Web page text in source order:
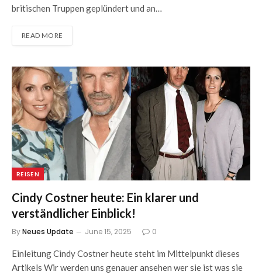
britischen Truppen geplündert und an…
READ MORE
REISEN
Cindy Costner heute: Ein klarer und
verständlicher Einblick!
ByNeues Update June 15, 2025 0
Einleitung Cindy Costner heute steht im Mittelpunkt dieses
Artikels Wir werden uns genauer ansehen wer sie ist was sie